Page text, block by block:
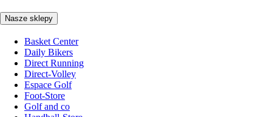
Nasze sklepy
Basket Center
Daily Bikers
Direct Running
Direct-Volley
Espace Golf
Foot-Store
Golf and co